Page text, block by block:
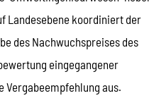
Landesebene koordiniert der
des Nachwuchspreises des
eingegangener
Vergabeempfehlung aus.